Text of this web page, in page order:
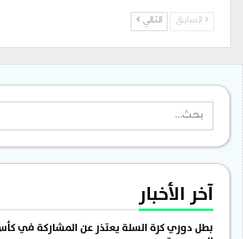
السابق التالي
آخر الأخبار
بطل دوري كرة السلة يعتذر عن المشاركة في كأس